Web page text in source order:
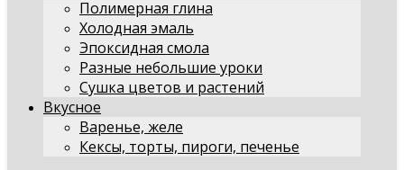
Полимерная глина
Холодная эмаль
Эпоксидная смола
Разные небольшие уроки
Сушка цветов и растений
Вкусное
Варенье, желе
Кексы, торты, пироги, печенье